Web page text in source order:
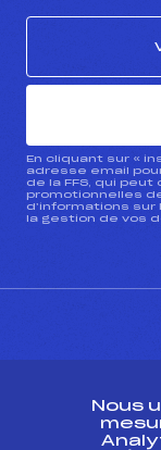
En cliquant sur «
adresse email
de la FFS, qui
promotionnelles
d’informations
la gestion de vos
Nous